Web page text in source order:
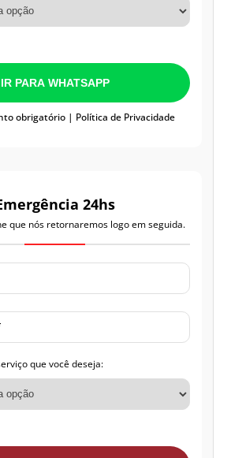
IR PARA WHATSAPP
obrigatório | Política de Privacidade
24hs
que nós retornaremos logo em seguida.
que você deseja: